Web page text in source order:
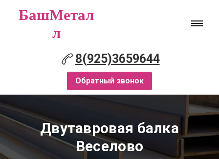
БашМетал
л
8(925)3659644
Обратный звонок
Двутавровая балка
Веселово